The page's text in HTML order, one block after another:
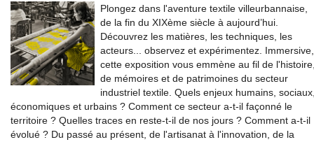
Plongez dans l'aventure textile villeurbannaise,
de la fin du XIXème siècle à aujourd’hui.
Découvrez les matières, les techniques, les
acteurs... observez et expérimentez. Immersive,
cette exposition vous emmène au fil de
de mémoires et de patrimoines du secteur
industriel textile. Quels enjeux humains,
économiques et urbains ? Comment ce secteur a-t-il façonné le
territoire ? Quelles traces en reste-t-il de nos jours ? Comment a-t-il
évolué ? Du passé au présent, de l'artisanat à l'innovation, de la